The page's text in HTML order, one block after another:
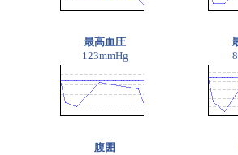
最高血圧
123mmHg
腹囲